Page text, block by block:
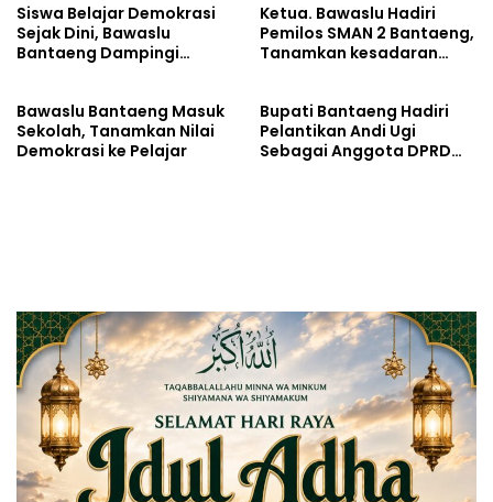
Siswa Belajar Demokrasi
Sejak Dini, Bawaslu
Bantaeng Dampingi
Ketua. Bawaslu Hadiri
Pemilos SMAN 2 Bantaeng,
Tanamkan kesadaran
Bawaslu Bantaeng Masuk
Sekolah, Tanamkan Nilai
Demokrasi ke Pelajar
Bupati Bantaeng Hadiri
Pelantikan Andi Ugi
Sebagai Anggota DPRD